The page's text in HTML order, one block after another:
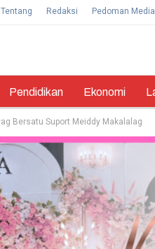
Tentang Redaksi Pedoman
Pendidikan Ekonomi
Bersatu Suport Meiddy Makalalag